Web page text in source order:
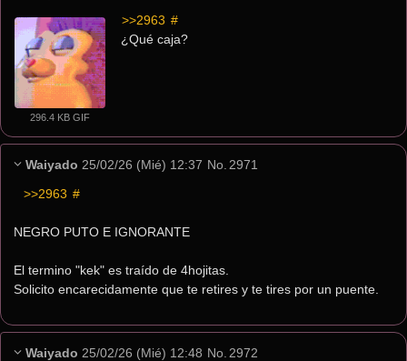
296.4 KB GIF
>>2963 #
¿Qué caja?
Waiyado 25/02/26 (Mié) 12:37 No. 2971
>>2963 #
NEGRO PUTO E IGNORANTE
El termino "kek" es traído de 4hojitas.
Solicito encarecidamente que te retires y te tires por un puente.
Waiyado 25/02/26 (Mié) 12:48 No. 2972